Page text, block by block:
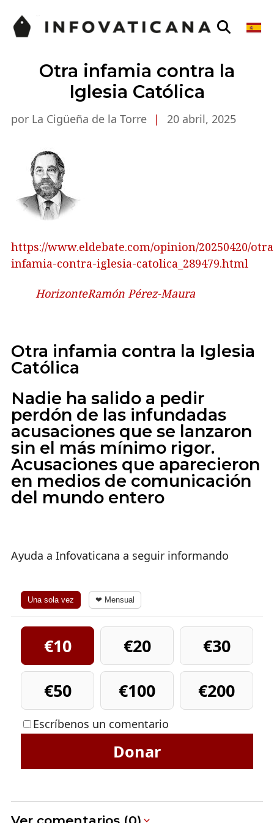
Otra infamia contra la
Iglesia Católica
por La Cigüeña de la Torre | 20 abril, 2025
https://www.eldebate.com/opinion/20250420/
infamia-contra-iglesia-catolica_289479.html
HorizonteRamón Pérez-Maura
Otra infamia contra la Iglesia
Católica
Nadie ha salido a pedir
perdón de las infundadas
acusaciones que se lanzaron
sin el más mínimo rigor.
Acusaciones que aparecieron
en medios de comunicación
del mundo entero
Ayuda a Infovaticana a seguir informando
Una sola vez ❤ Mensual
€10 €20
€30
€50
€100 €200
Escríbenos un comentario
Donar